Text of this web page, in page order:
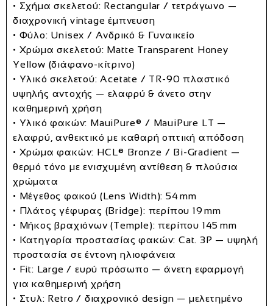
• Σχήμα σκελετού: Rectangular / τετράγωνο —
διαχρονική vintage έμπνευση
• Φύλο: Unisex / Ανδρικό & Γυναικείο
• Χρώμα σκελετού: Matte Transparent Honey
Yellow (διάφανο‑κίτρινο)
• Υλικό σκελετού:Acetate / TR‑90 πλαστικό
υψηλής αντοχής — ελαφρύ & άνετο στην
καθημερινή χρήση
• Υλικό φακών: MauiPure® / MauiPure LT —
ελαφρύ, ανθεκτικό με καθαρή οπτική απόδοση
• Χρώμα φακών: HCL® Bronze / Bi‑Gradient —
θερμό τόνο με ενισχυμένη αντίθεση & πλούσια
χρώματα
• Μέγεθος φακού (Lens Width): 54 mm
• Πλάτος γέφυρας (Bridge): περίπου 19 mm
• Μήκος βραχιόνων (Temple): περίπου 145 mm
• Κατηγορία προστασίας φακών: Cat. 3P — υψηλή
προστασία σε έντονη ηλιοφάνεια
• Fit: Large / ευρύ πρόσωπο — άνετη εφαρμογή
για καθημερινή χρήση
• Στυλ: Retro / διαχρονικό design — μελετημένο